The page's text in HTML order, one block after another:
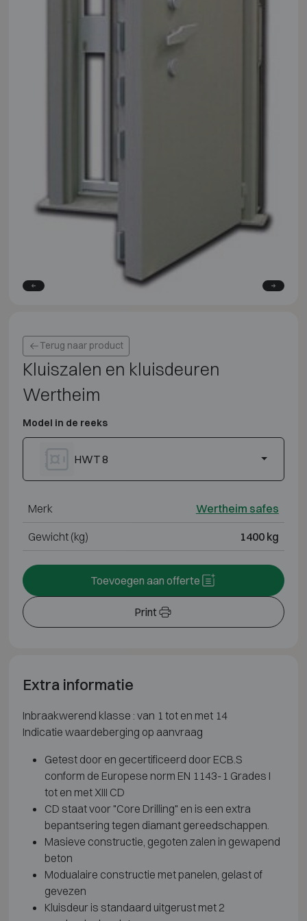
Terug naar product
Kluiszalen en kluisdeuren
Wertheim
Model in de reeks
HWT 8
Merk Wertheim safes
Gewicht (kg) 1400 kg
Print
Toevoegen aan offerte
Extra informatie
Inbraakwerend klasse : van 1 tot en met 14
Indicatie waardeberging op aanvraag
Getest door en gecertificeerd door ECB.S
conform de Europese norm EN 1143-1 Grades I
tot en met XIII CD
CD staat voor "Core Drilling" en is een extra
bepantsering tegen diamant gereedschappen.
Masieve constructie, gegoten zalen in gewapend
beton
Modualaire constructie met panelen, gelast of
gevezen
Kluisdeur is standaard uitgerust met 2